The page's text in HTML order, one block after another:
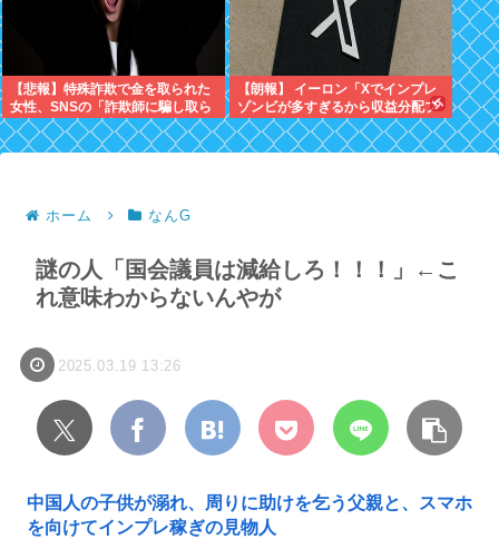
【悲報】特殊詐欺で金を取られた
女性、SNSの「詐欺師に騙し取ら
れたお金、取り戻せます」」に釣
られさらに240万円失うwww
【朗報】 イーロン「Xでインプレ
ゾンビが多すぎるから収益分配プ
ログラムやめるわ」
ホーム なんG
謎の人「国会議員は減給しろ！！！」←こ
れ意味わからないんやが
2025.03.19 13:26
中国人の子供が溺れ、周りに助けを乞う父親と、スマホ
を向けてインプレ稼ぎの見物人